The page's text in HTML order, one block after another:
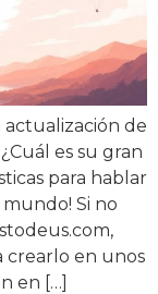
actualización de
es su gran
para hablar
Si no
crearlo en unos
en […]